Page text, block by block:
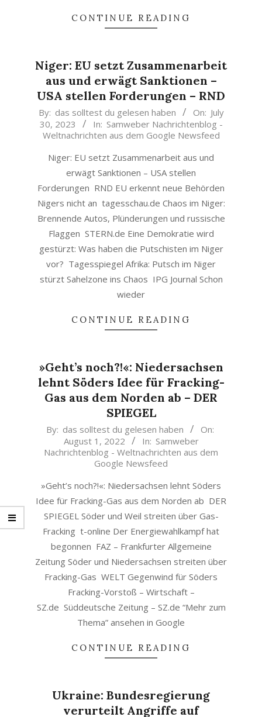
CONTINUE READING
Niger: EU setzt Zusammenarbeit
aus und erwägt Sanktionen –
USA stellen Forderungen – RND
2023-
07-
30
By: das solltest du gelesen haben On: July
30, 2023
In: Samweber Nachrichtenblog -
Weltnachrichten aus dem Google Newsfeed
Niger: EU setzt Zusammenarbeit aus und
erwägt Sanktionen – USA stellen
Forderungen RND EU erkennt neue Behörden
Nigers nicht an tagesschau.de Chaos im Niger:
Brennende Autos, Plünderungen und russische
Flaggen STERN.de Eine Demokratie wird
gestürzt: Was haben die Putschisten im Niger
vor? Tagesspiegel Afrika: Putsch im Niger
stürzt Sahelzone ins Chaos IPG Journal Schon
wieder
CONTINUE READING
»Geht’s noch?!«: Niedersachsen
lehnt Söders Idee für Fracking-
Gas aus dem Norden ab – DER
SPIEGEL
2022-
01
By: das solltest du gelesen haben
On:
August 1, 2022
In: Samweber
Nachrichtenblog - Weltnachrichten aus dem
Google Newsfeed
»Geht’s noch?!«: Niedersachsen lehnt Söders
Idee für Fracking-Gas aus dem Norden ab DER
SPIEGEL Söder und Weil streiten über Gas-
Fracking t-online Der Energiewahlkampf hat
begonnen FAZ – Frankfurter Allgemeine
Zeitung Söder und Niedersachsen streiten über
Fracking-Gas WELT Gegenwind für Söders
Fracking-Vorstoß – Wirtschaft –
SZ.de Süddeutsche Zeitung – SZ.de “Mehr zum
Thema” ansehen in Google
CONTINUE READING
Ukraine: Bundesregierung
verurteilt Angriffe auf